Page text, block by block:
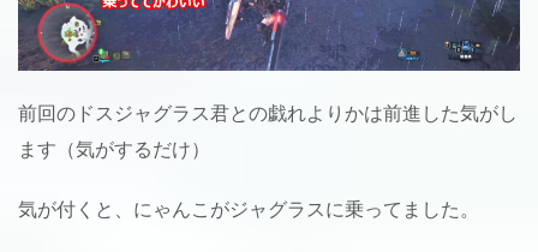
前回のドスジャグラス君との戯れよりかは前進した気がし
ます（気がするだけ）
気が付くと、にゃんこがジャグラスに乗ってました。